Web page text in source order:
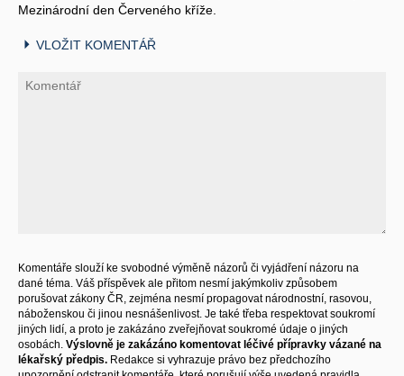
Mezinárodní den Červeného kříže.
VLOŽIT KOMENTÁŘ
Komentáře slouží ke svobodné výměně názorů či vyjádření názoru na
dané téma. Váš příspěvek ale přitom nesmí jakýmkoliv způsobem
porušovat zákony ČR, zejména nesmí propagovat národnostní, rasovou,
náboženskou či jinou nesnášenlivost. Je také třeba respektovat soukromí
jiných lidí, a proto je zakázáno zveřejňovat soukromé údaje o jiných
osobách. Výslovně je zakázáno komentovat léčivé přípravky vázané na
lékařský předpis. Redakce si vyhrazuje právo bez předchozího